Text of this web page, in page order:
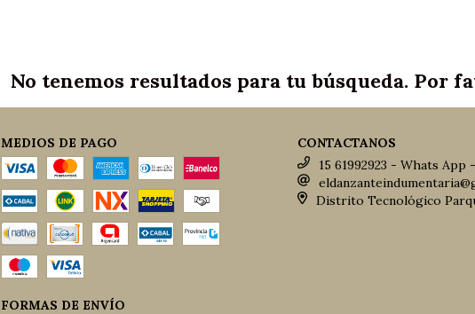
No tenemos resultados para tu búsqueda. Por
MEDIOS DE PAGO
FORMAS DE ENVÍO
CONTACTANOS
15 61992923 - Whats App
Distrito Tecnológico